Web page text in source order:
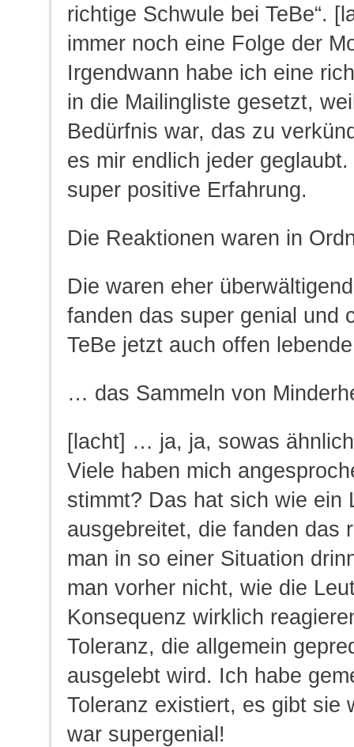
richtige Schwule bei TeBe“.
immer noch eine Folge der
Irgendwann habe ich eine
in die Mailingliste gesetzt,
Bedürfnis war, das zu
es mir endlich jeder
super positive Erfahrung.
Die Reaktionen waren in
Die waren eher
fanden das super genial und
TeBe jetzt auch offen
… das Sammeln von
[lacht] … ja, ja, sowas
Viele haben mich
stimmt? Das hat sich wie ein
ausgebreitet, die fanden das
man in so einer Situation
man vorher nicht, wie die
Konsequenz wirklich
Toleranz, die allgemein
ausgelebt wird. Ich habe
Toleranz existiert, es gibt sie
war supergenial!